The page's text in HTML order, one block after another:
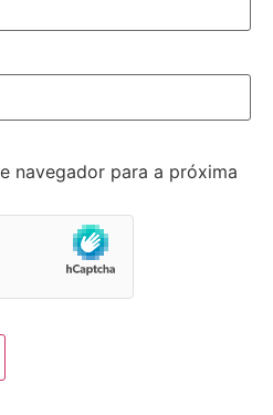
navegador para a próxima